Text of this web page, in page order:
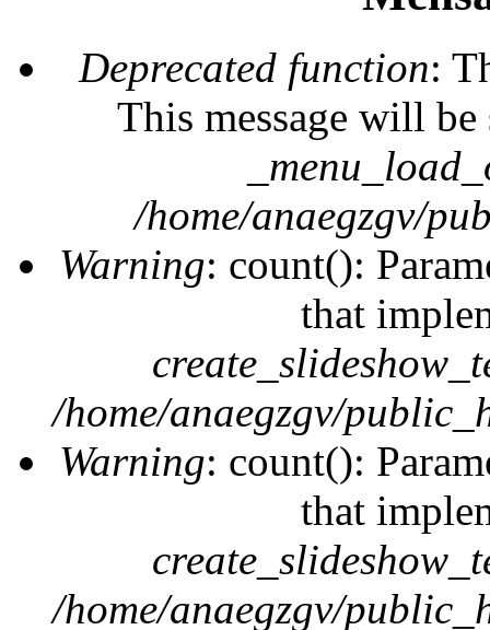
Deprecated function:
This message will
/home/anaegzgv/
Warning: count():
that
/home/anaegzgv/
Warning: count():
that
/home/anaegzgv/